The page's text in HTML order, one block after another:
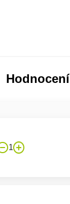
Hodnocení
1